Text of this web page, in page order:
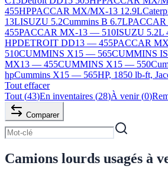
455HPPACCAR MX/MX-13 12.9L
13LISUZU 5.2Cummins B 6.7L
455PACCAR MX-13 — 510ISUZU
HPDETROIT DD13 — 455PACCAR
510CUMMINS X15 — 565CUMMINS
MX13 — 455CUMMINS X15 — 550
hpCummins X15 — 565HP, 1850 lb-ft,
Tout effacer
Tout (43)En inventaires (28)À venir (0)
Comparer
Camions lourds usagés à